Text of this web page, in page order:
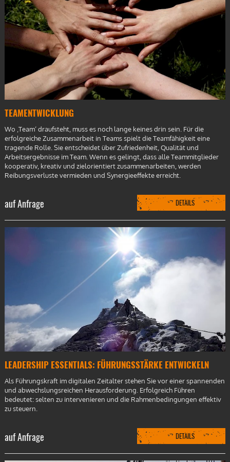
TEAMENTWICKLUNG
Wo ‚Team‘ draufsteht, muss es noch lange keines drin sein. Für die
erfolgreiche Zusammenarbeit in Teams spielt die Teamfähigkeit eine
tragende Rolle. Sie entscheidet über Zufriedenheit, Qualität und
Arbeitsergebnisse im Team. Wenn es gelingt, dass alle Teammitglieder
kooperativ, kreativ und zielorientiert zusammenarbeiten, werden
Reibungsverluste vermieden und Synergieeffekte erreicht.
auf Anfrage DETAILS
LEADERSHIP ESSENTIALS: FÜHRUNGSSTÄRKE ENTWICKELN
Als Führungskraft im digitalen Zeitalter stehen Sie vor einer spannenden
und abwechslungsreichen Herausforderung. Erfolgreich Führen
bedeutet: selten zu intervenieren und die Rahmenbedingungen effektiv
zu steuern.
auf Anfrage DETAILS